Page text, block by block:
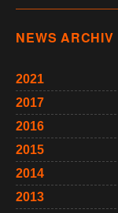
NEWS ARCHIV
2021
2017
2016
2015
2014
2013